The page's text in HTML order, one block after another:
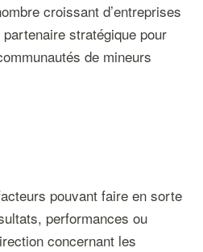
croissant d’entreprises
stratégique pour
de mineurs
pouvant faire en sorte
performances ou
concernant les